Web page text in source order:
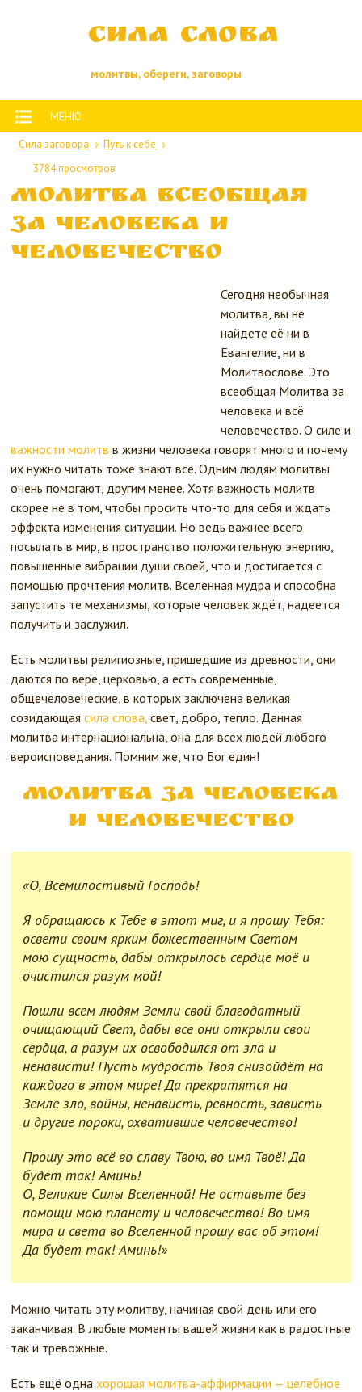
Сила слова
молитвы, обереги, заговоры
МЕНЮ
Сила заговора
Путь к себе
3784 просмотров
Молитва всеобщая
за человека и
человечество
Сегодня необычная
молитва, вы не
найдете её ни в
Евангелие, ни в
Молитвослове. Это
всеобщая Молитва за
человека и всё
человечество. О силе и
важности молитв в жизни человека говорят много и почему
их нужно читать тоже знают все. Одним людям молитвы
очень помогают, другим менее. Хотя важность молитв
скорее не в том, чтобы просить что-то для себя и ждать
эффекта изменения ситуации. Но ведь важнее всего
посылать в мир, в пространство положительную энергию,
повышенные вибрации души своей, что и достигается с
помощью прочтения молитв. Вселенная мудра и способна
запустить те механизмы, которые человек ждёт, надеется
получить и заслужил.
Есть молитвы религиозные, пришедшие из древности, они
даются по вере, церковью, а есть современные,
общечеловеческие, в которых заключена великая
созидающаясила слова, свет, добро, тепло. Данная
молитва интернациональна, она для всех людей любого
вероисповедания. Помним же, что Бог един!
Молитва за человека
и человечество
«О, Всемилостивый Господь!
Я обращаюсь к Тебе в этот миг, и я прошу Тебя:
освети своим ярким божественным Светом
мою сущность, дабы открылось сердце моё и
очистился разум мой!
Пошли всем людям Земли свой благодатный
очищающий Свет, дабы все они открыли свои
сердца, а разум их освободился от зла и
ненависти! Пусть мудрость Твоя снизойдёт на
каждого в этом мире! Да прекратятся на
Земле зло, войны, ненависть, ревность, зависть
и другие пороки, охватившие человечество!
Прошу это всё во славу Твою, во имя Твоё! Да
будет так! Аминь!
О, Великие Силы Вселенной! Не оставьте без
помощи мою планету и человечество! Во имя
мира и света во Вселенной прошу вас об этом!
Да будет так! Аминь!»
Можно читать эту молитву, начиная свой день или его
заканчивая. В любые моменты вашей жизни как в радостные
так и тревожные.
Есть ещё однахорошая молитва-аффирмации — целебное